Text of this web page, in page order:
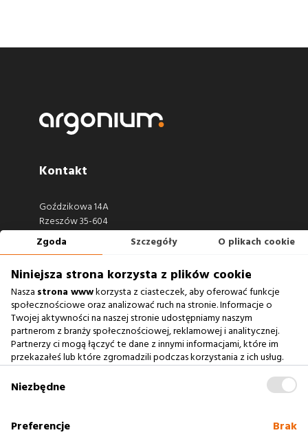
Kontakt
Goździkowa 14A
Rzeszów 35-604
Zobacz również
Agencja Interaktywna
Baza Wiedzy
Polityka cookies
Zgoda Szczegóły O plikach cookie
Niniejsza strona korzysta z plików cookie
Nasza strona wwwkorzysta z ciasteczek, aby oferować funkcje
społecznościowe oraz analizować ruch na stronie. Informacje o
Twojej aktywności na naszej stronie udostępniamy naszym
partnerom z branży społecznościowej, reklamowej i analitycznej.
Partnerzy ci mogą łączyć te dane z innymi informacjami, które im
przekazałeś lub które zgromadzili podczas korzystania z ich usług.
na prawidłowe działanie serwisu
Niezbędne
Preferencje Brak